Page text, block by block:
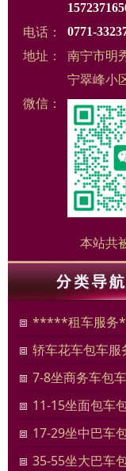
电话： 0771-
地址：
南宁市明
宁翠峰小
微信：
本站共
*****租车服务
轿车花车包车服
7-8坐商务车包
11-15坐面包车
17-29坐中巴车
35-55坐大巴车